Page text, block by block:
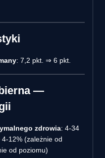
: 7,2 pkt. ⇒ 6 pkt.
—
zdrowia: 4-34
12% (zależnie od
od poziomu)